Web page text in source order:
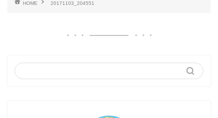
HOME 20171103_204551